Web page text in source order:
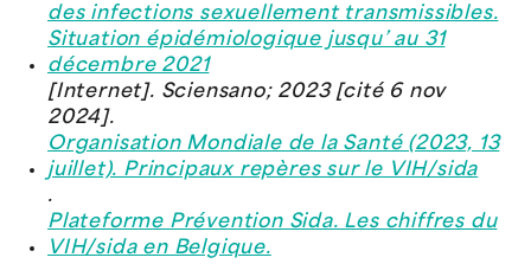
des infections sexuellement transmissibles.
Situation épidémiologique jusqu’ au 31
décembre 2021
[Internet]. Sciensano; 2023 [cité 6 nov
2024].
Organisation Mondiale de la Santé (2023, 13
juillet). Principaux repères sur le VIH/sida
.
Plateforme Prévention Sida. Les chiffres du
VIH/sida en Belgique.